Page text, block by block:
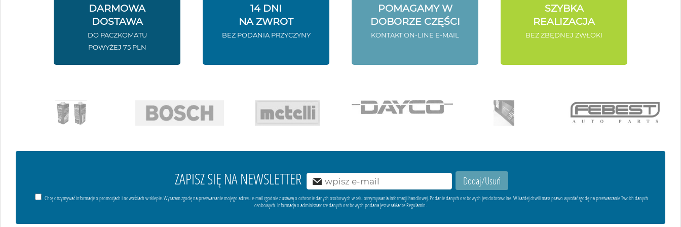
DARMOWA
DOSTAWA
DO PACZKOMATU
POWYŻEJ 75 PLN
14 DNI
NA ZWROT
BEZ PODANIA PRZYCZYNY
POMAGAMY W
DOBORZE CZĘŚCI
KONTAKT ON-LINE E-MAIL
SZYBKA
REALIZACJA
BEZ ZBĘDNEJ ZWŁOKI
ZAPISZ SIĘ NA NEWSLETTER
Chcę otrzymywać informacje o promocjach i nowościach w sklepie. Wyrażam zgodę na przetwarzanie mojego adresu e-mail zgodnie z ustawą o ochronie danych osobowych w celu otrzymywania informacji handlowej. Podanie danych osobowych jest dobrowolne. W każdej chwili masz prawo wycofać zgodę na przetwarzanie Twoich danych
osobowych. Informacja o administratorze danych osobowych podana jest w zakładce Regulamin.